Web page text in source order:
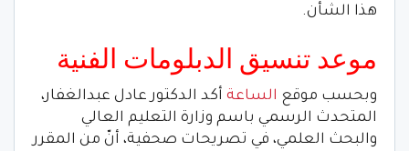
هذا الشأن.
موعد تنسيق الدبلومات الفنية
وبحسب موقع الساعة أكد الدكتور عادل عبدالغفار،
المتحدث الرسمي باسم وزارة التعليم العالي
والبحث العلمي، في تصريحات صحفية، أنّ من المقرر